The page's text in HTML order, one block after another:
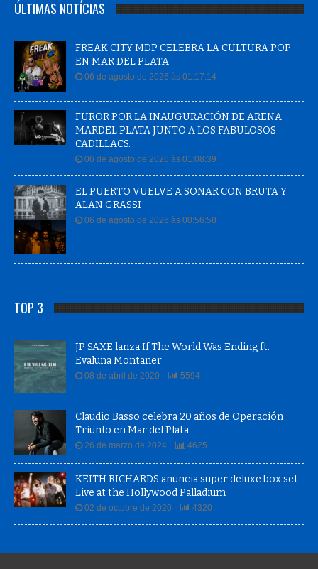
ÚLTIMAS NOTÍCIAS
FREAK CITY MDP CELEBRA LA CULTURA POP
EN MAR DEL PLATA
06 de agosto de 2026 às 01:17:14
FUROR POR LA INAUGURACIÓN DE ARENA
MARDEL PLATA JUNTO A LOS FABULOSOS
CADILLACS.
06 de agosto de 2026 às 01:08:39
EL PUERTO VUELVE A SONAR CON BRUTA Y
ALAN GRASSI
06 de agosto de 2026 às 00:56:58
TOP 3
JP SAXE lanza If The World Was Ending ft.
Evaluna Montaner
08 de abril de 2020 | 5594
Claudio Basso celebra 20 años de Operación
Triunfo en Mar del Plata
26 de marzo de 2024 | 4625
KEITH RICHARDS anuncia super deluxe box set
Live at the Hollywood Palladium
02 de octubre de 2020 | 4320